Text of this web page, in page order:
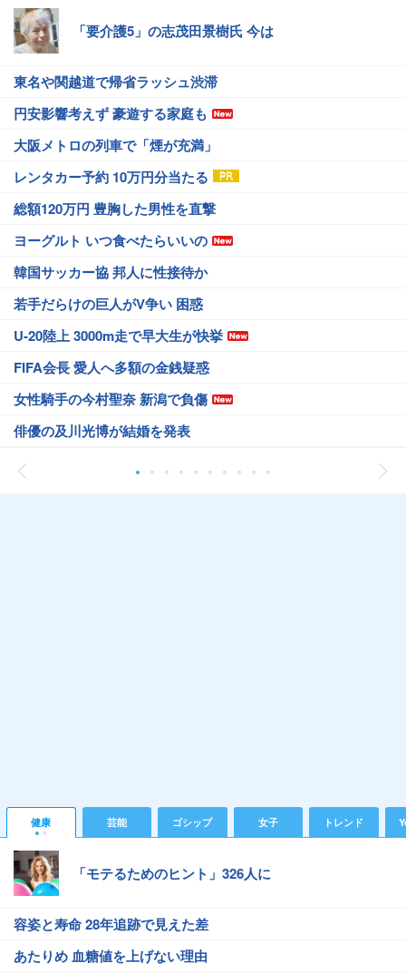
「要介護5」の志茂田景樹氏 今は
東名や関越道で帰省ラッシュ渋滞
円安影響考えず 豪遊する家庭も
大阪メトロの列車で「煙が充満」
レンタカー予約 10万円分当たる
総額120万円 豊胸した男性を直撃
ヨーグルト いつ食べたらいいの
韓国サッカー協 邦人に性接待か
若手だらけの巨人がV争い 困惑
U-20陸上 3000m走で早大生が快挙
FIFA会長 愛人へ多額の金銭疑惑
女性騎手の今村聖奈 新潟で負傷
俳優の及川光博が結婚を発表
健康 芸能 ゴシップ 女子 トレンド
「モテるためのヒント」326人に
容姿と寿命 28年追跡で見えた差
あたりめ 血糖値を上げない理由